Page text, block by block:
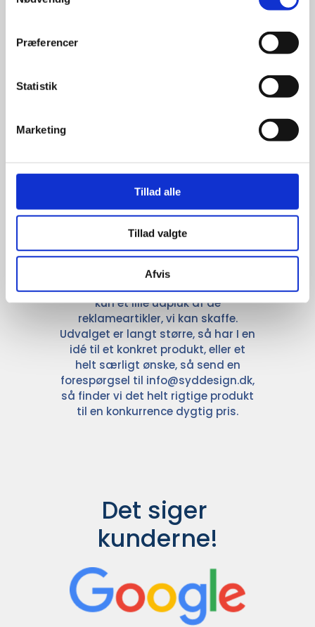
Præferencer
Statistik
Marketing
Tillad alle
Tillad valgte
Afvis
Kun et lille udvalg vises på
hjemmesiden
Produkterne på hjemmesiden er
kun et lille udpluk af de
reklameartikler, vi kan skaffe.
Udvalget er langt større, så har I en
idé til et konkret produkt, eller et
helt særligt ønske, så send en
forespørgsel til info@syddesign.dk,
så finder vi det helt rigtige produkt
til en konkurrence dygtig pris.
Det siger
kunderne!